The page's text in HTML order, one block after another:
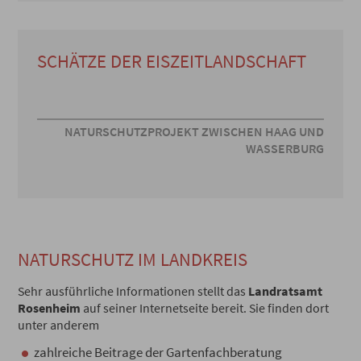
SCHÄTZE DER EISZEITLANDSCHAFT
NATURSCHUTZPROJEKT ZWISCHEN HAAG UND
WASSERBURG
NATURSCHUTZ IM LANDKREIS
Sehr ausführliche Informationen stellt das Landratsamt
Rosenheim auf seiner Internetseite bereit. Sie finden dort
unter anderem
zahlreiche Beitrage der Gartenfachberatung